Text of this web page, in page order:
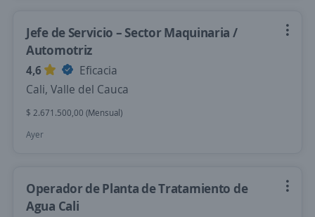
Jefe de Servicio – Sector Maquinaria /
Automotriz
4,6
Eficacia
Cali, Valle del Cauca
$ 2.671.500,00 (Mensual)
Ayer
Operador de Planta de Tratamiento de
Agua Cali